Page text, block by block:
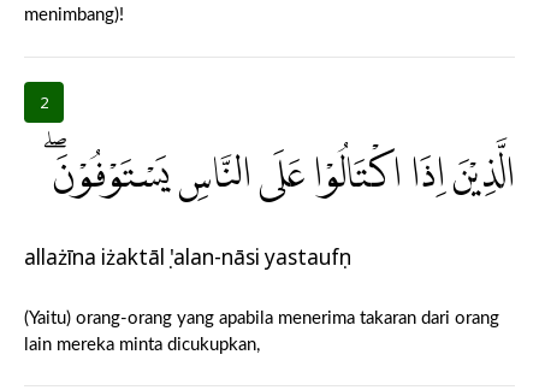
menimbang)!
2
الَّذِيْنَ اِذَا اكْتَالُوْا عَلَى النَّاسِ يَسْتَوْفُوْنَۖ
allażīna iżaktālụ 'alan-nāsi yastaufụn
(Yaitu) orang-orang yang apabila menerima takaran dari orang
lain mereka minta dicukupkan,